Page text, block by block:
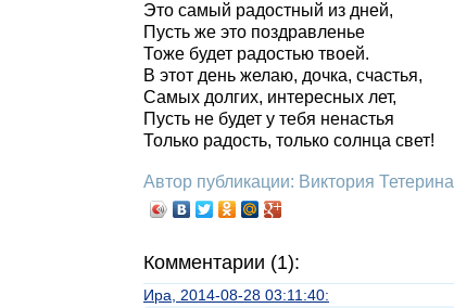
Это самый радостный из дней,
Пусть же это поздравленье
Тоже будет радостью твоей.
В этот день желаю, дочка, счастья,
Самых долгих, интересных лет,
Пусть не будет у тебя ненастья
Только радость, только солнца свет!
Автор публикации: Виктория Тетерина
Комментарии (1):
Ира, 2014-08-28 03:11:40: